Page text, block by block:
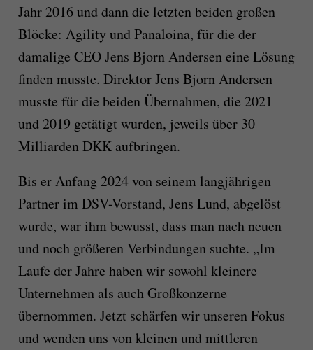
Jahr 2016 und dann die letzten beiden großen
Blöcke: Agility und Panaloina, für die der
damalige CEO Jens Bjorn Andersen eine Lösung
finden musste. Direktor Jens Bjorn Andersen
musste für die beiden Übernahmen, die 2021
und 2019 getätigt wurden, jeweils über 30
Milliarden DKK aufbringen.
Bis er Anfang 2024 von seinem langjährigen
Partner im DSV-Vorstand, Jens Lund, abgelöst
wurde, war ihm bewusst, dass man nach neuen
und noch größeren Verbindungen suchte. „Im
Laufe der Jahre haben wir sowohl kleinere
Unternehmen als auch Großkonzerne
übernommen. Jetzt schärfen wir unseren Fokus
und wenden uns von kleinen und mittleren